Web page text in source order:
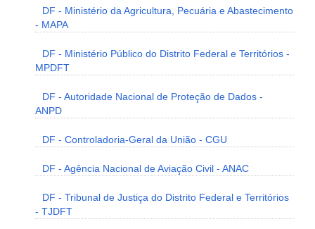
DF - Ministério da Agricultura, Pecuária e Abastecimento
- MAPA
DF - Ministério Público do Distrito Federal e Territórios -
MPDFT
DF - Autoridade Nacional de Proteção de Dados -
ANPD
DF - Controladoria-Geral da União - CGU
DF - Agência Nacional de Aviação Civil - ANAC
DF - Tribunal de Justiça do Distrito Federal e Territórios
- TJDFT